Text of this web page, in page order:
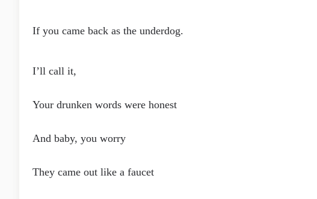
If you came back as the underdog.
I’ll call it,
Your drunken words were honest
And baby, you worry
They came out like a faucet